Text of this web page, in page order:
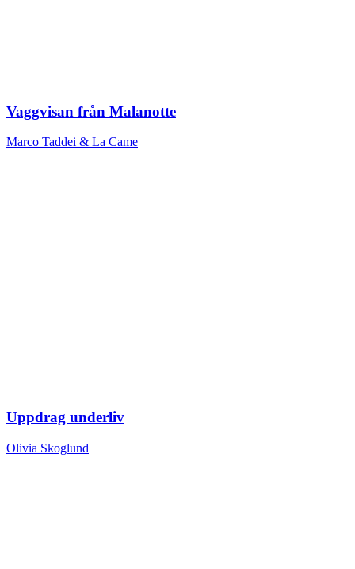
Vaggvisan från Malanotte
Marco Taddei & La Came
Uppdrag underliv
Olivia Skoglund